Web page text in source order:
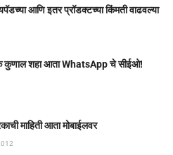
आणि इतर प्रॉडक्टच्या किंमती वाढवल्या
कुणाल शहा आता WhatsApp चे सीईओ!
माहिती आता मोबाईलवर